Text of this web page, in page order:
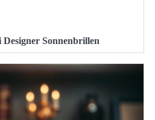
Designer Sonnenbrillen